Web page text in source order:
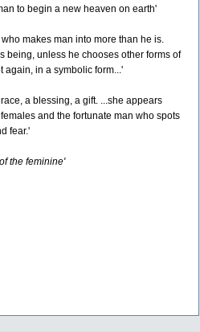
to begin a new heaven on earth'
makes man into more than he is.
being, unless he chooses other forms of
again, in a symbolic form...'
a blessing, a gift. ...she appears
and the fortunate man who spots
fear.'
the feminine'